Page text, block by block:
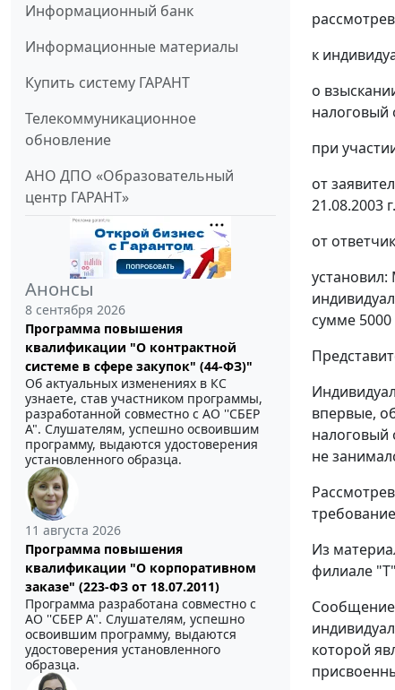
Информационный банк
Информационные материалы
Купить систему ГАРАНТ
Телекоммуникационное
обновление
АНО ДПО «Образовательный
центр ГАРАНТ»
Анонсы
8 сентября 2026
Программа повышения
квалификации "О контрактной
системе в сфере закупок" (44-ФЗ)"
Об актуальных изменениях в КС
узнаете, став участником программы,
разработанной совместно с АО ''СБЕР
А". Слушателям, успешно освоившим
программу, выдаются удостоверения
установленного образца.
11 августа 2026
Программа повышения
квалификации "О корпоративном
заказе" (223-ФЗ от 18.07.2011)
Программа разработана совместно с
АО ''СБЕР А". Слушателям, успешно
освоившим программу, выдаются
удостоверения установленного
образца.
к
о
налоговый
при
от
21.08.2003 г.
от
сумме
впервые,
налоговый
не
Из
филиале
Сообщение
которой